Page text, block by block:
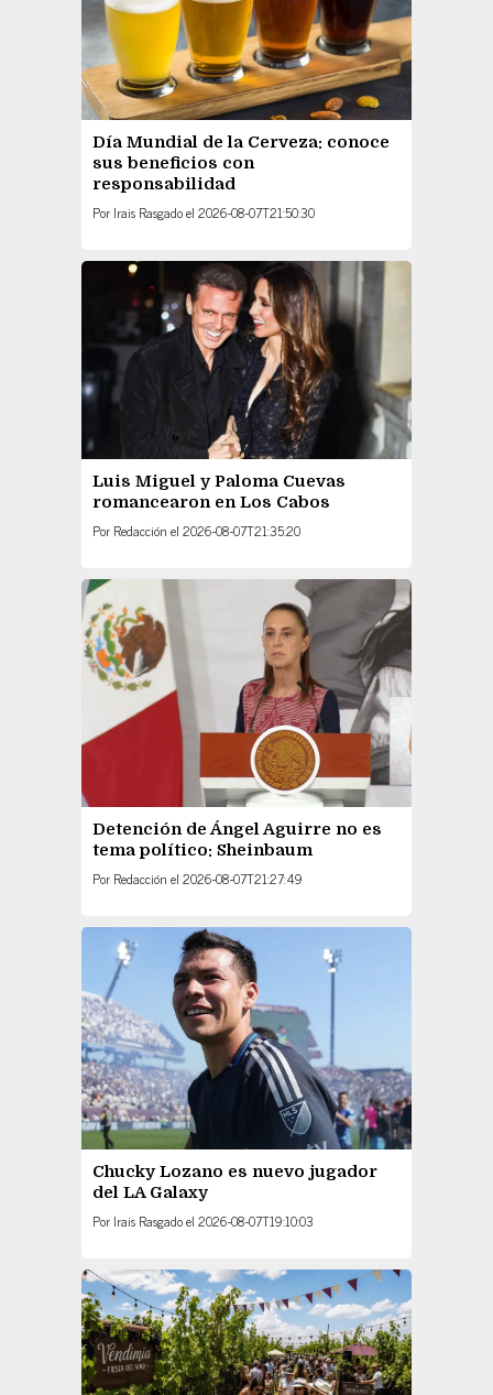
Día Mundial de la Cerveza: conoce
sus beneficios con
responsabilidad
Por Irais Rasgadoel 2026-08-07T21:50:30
Luis Miguel y Paloma Cuevas
romancearon en Los Cabos
Por Redacción el 2026-08-07T21:35:20
Detención de Ángel Aguirre no es
tema político: Sheinbaum
Por Redacción el 2026-08-07T21:27:49
Chucky Lozano es nuevo jugador
del LA Galaxy
Por Irais Rasgadoel 2026-08-07T19:10:03